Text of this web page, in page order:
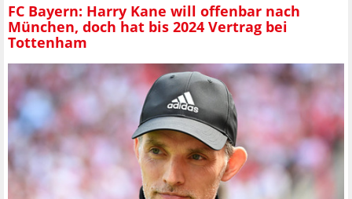
FC Bayern: Harry Kane will offenbar nach
München, doch hat bis 2024 Vertrag bei
Tottenham